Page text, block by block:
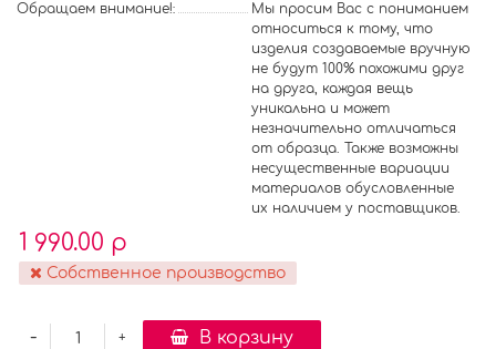
Обращаем внимание!:
Мы просим Вас с пониманием
относиться к тому, что
изделия создаваемые вручную
не будут 100% похожими друг
на друга, каждая вещь
уникальна и может
незначительно отличаться
от образца. Также возможны
несущественные вариации
материалов обусловленные
их наличием у поставщиков.
1 990.00 р
Собственное производство
+
- В корзину